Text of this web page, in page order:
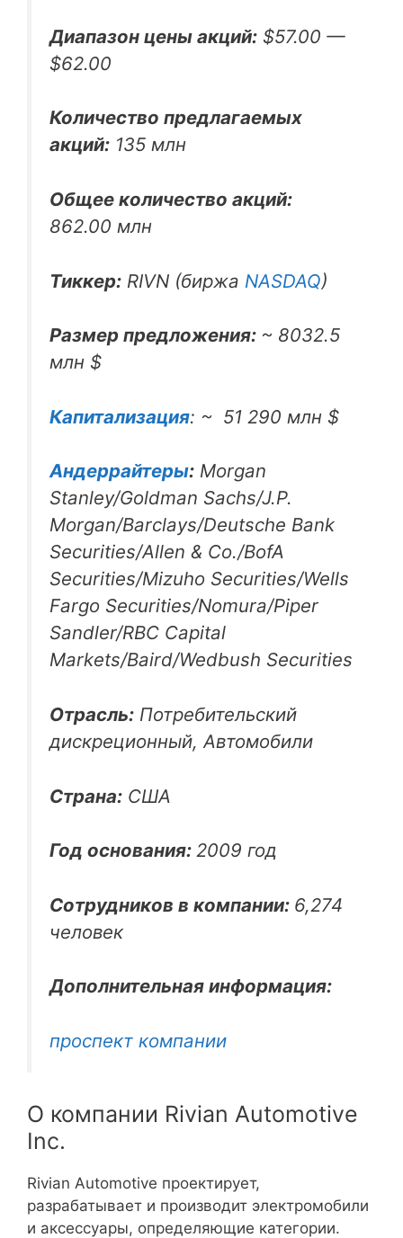
Диапазон цены акций: $57.00 —
$62.00
Количество предлагаемых
акций: 135 млн
Общее количество акций:
862.00 млн
Тиккер: RIVN (биржа NASDAQ)
Размер предложения: ~ 8032.5
млн $
Капитализация: ~ 51 290 млн $
Андеррайтеры: Morgan
Stanley/Goldman Sachs/J.P.
Morgan/Barclays/Deutsche Bank
Securities/Allen & Co./BofA
Securities/Mizuho Securities/Wells
Fargo Securities/Nomura/Piper
Sandler/RBC Capital
Markets/Baird/Wedbush Securities
Отрасль: Потребительский
дискреционный, Автомобили
Страна: США
Год основания: 2009 год
Сотрудников в компании: 6,274
человек
Дополнительная информация:
проспект компании
О компании Rivian Automotive
Inc.
Rivian Automotive проектирует,
разрабатывает и производит электромобили
и аксессуары, определяющие категории.